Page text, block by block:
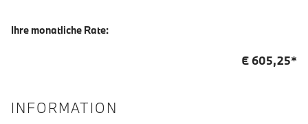
Ihre monatliche Rate:
€ 605,25*
INFORMATION